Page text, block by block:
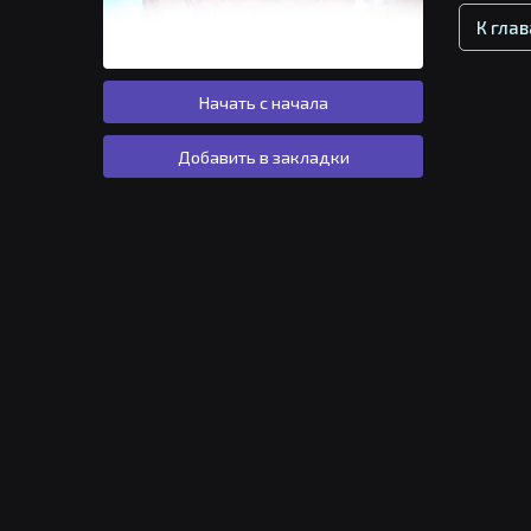
Начать с начала
Добавить в закладки
К